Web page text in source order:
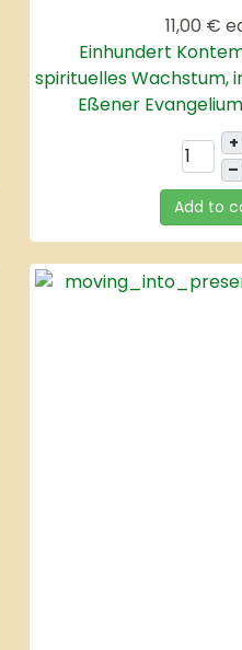
11,00 €
Einhundert
spirituelles Wachstum,
Eßener
+
–
Add to